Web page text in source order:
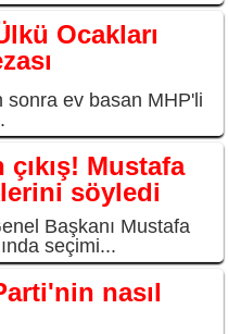
Ocakları
sonra ev basan MHP'li
Mustafa
söyledi
Başkanı Mustafa
seçimi...
nasıl